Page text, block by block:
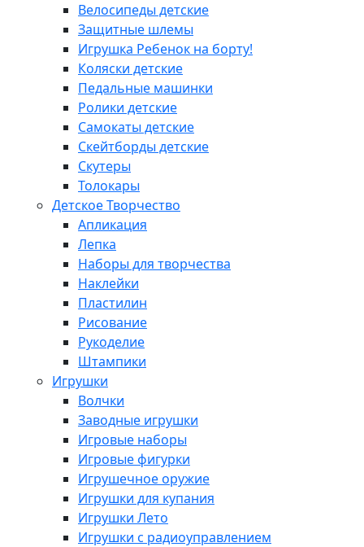
Велосипеды детские
Защитные шлемы
Игрушка Ребенок на борту!
Коляски детские
Педальные машинки
Ролики детские
Самокаты детские
Скейтборды детские
Скутеры
Толокары
Детское Творчество
Апликация
Лепка
Наборы для творчества
Наклейки
Пластилин
Рисование
Рукоделие
Штампики
Игрушки
Волчки
Заводные игрушки
Игровые наборы
Игровые фигурки
Игрушечное оружие
Игрушки для купания
Игрушки Лето
Игрушки с радиоуправлением